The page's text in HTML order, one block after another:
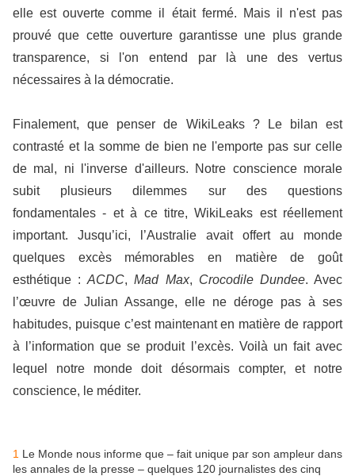
elle est ouverte comme il était fermé. Mais il n'est pas
prouvé que cette ouverture garantisse une plus grande
transparence, si l'on entend par là une des vertus
nécessaires à la démocratie.
Finalement, que penser de WikiLeaks ? Le bilan est
contrasté et la somme de bien ne l'emporte pas sur celle
de mal, ni l'inverse d'ailleurs. Notre conscience morale
subit plusieurs dilemmes sur des questions
fondamentales - et à ce titre, WikiLeaks est réellement
important. Jusqu’ici, l’Australie avait offert au monde
quelques excès mémorables en matière de goût
esthétique :ACDC,Mad Max, Crocodile Dundee. Avec
l’œuvre de Julian Assange, elle ne déroge pas à ses
habitudes, puisque c’est maintenant en matière de rapport
à l’information que se produit l’excès. Voilà un fait avec
lequel notre monde doit désormais compter, et notre
conscience, le méditer.
1 Le Monde nous informe que – fait unique par son ampleur dans
les annales de la presse – quelques 120 journalistes des cinq